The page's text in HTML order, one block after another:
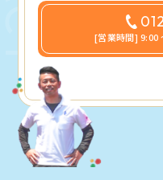
[営業時間] 9:00